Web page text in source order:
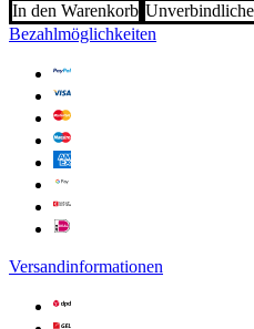
In den Warenkorb
Bezahlmöglichkeiten
Versandinformationen